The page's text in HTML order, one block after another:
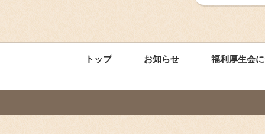
トップ お知らせ 福利厚生会